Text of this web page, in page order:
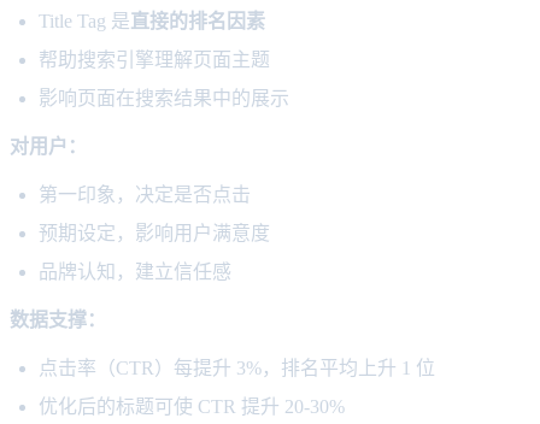
Title Tag 是直接的排名因素
帮助搜索引擎理解页面主题
影响页面在搜索结果中的展示
对用户：
第一印象，决定是否点击
预期设定，影响用户满意度
品牌认知，建立信任感
数据支撑：
点击率（CTR）每提升 3%，排名平均上升 1 位
优化后的标题可使 CTR 提升 20-30%